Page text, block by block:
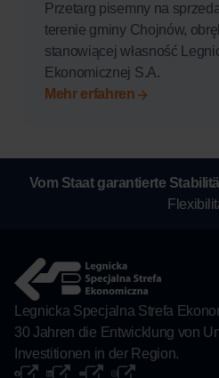
Przetarg pisemny na
terenie gminy Chojnów,
stanowiącej własność
Ekonomicznej S.A.
Mehr erfahren
Vom Staat garantierte
Legnicka Specjalna Strefa
30 Jahren die Entwicklung von
Investitionen in der Region.